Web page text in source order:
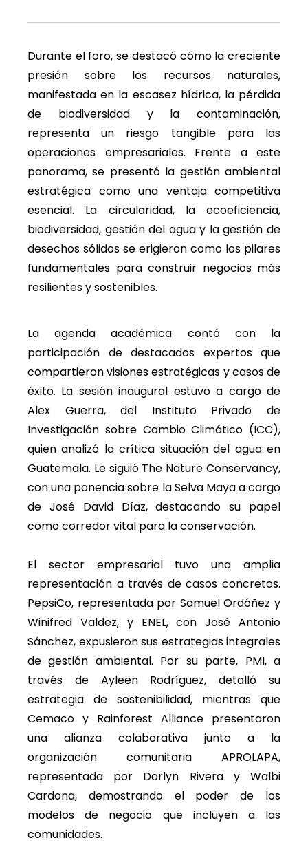
Durante el foro, se destacó cómo la creciente
presión sobre los recursos naturales,
manifestada en la escasez hídrica, la pérdida
de biodiversidad y la contaminación,
representa un riesgo tangible para las
operaciones empresariales. Frente a este
panorama, se presentó la gestión ambiental
estratégica como una ventaja competitiva
esencial. La circularidad, la ecoeficiencia,
biodiversidad, gestión del agua y la gestión de
desechos sólidos se erigieron como los pilares
fundamentales para construir negocios más
resilientes y sostenibles.
La agenda académica contó con la
participación de destacados expertos que
compartieron visiones estratégicas y casos de
éxito. La sesión inaugural estuvo a cargo de
Alex Guerra, del Instituto Privado de
Investigación sobre Cambio Climático (ICC),
quien analizó la crítica situación del agua en
Guatemala. Le siguió The Nature Conservancy,
con una ponencia sobre la Selva Maya a cargo
de José David Díaz, destacando su papel
como corredor vital para la conservación.
El sector empresarial tuvo una amplia
representación a través de casos concretos.
PepsiCo, representada por Samuel Ordóñez y
Winifred Valdez, y ENEL, con José Antonio
Sánchez, expusieron sus estrategias integrales
de gestión ambiental. Por su parte, PMI, a
través de Ayleen Rodríguez, detalló su
estrategia de sostenibilidad, mientras que
Cemaco y Rainforest Alliance presentaron
una alianza colaborativa junto a la
organización comunitaria APROLAPA,
representada por Dorlyn Rivera y Walbi
Cardona, demostrando el poder de los
modelos de negocio que incluyen a las
comunidades.